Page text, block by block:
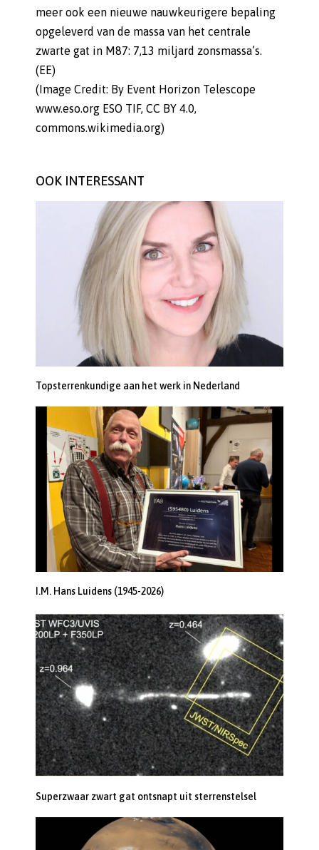
meer ook een nieuwe nauwkeurigere bepaling
opgeleverd van de massa van het centrale
zwarte gat in M87: 7,13 miljard zonsmassa’s.
(EE)
(Image Credit: By Event Horizon Telescope
www.eso.org ESO TIF, CC BY 4.0,
commons.wikimedia.org)
OOK INTERESSANT
Topsterrenkundige aan het werk in Nederland
I.M. Hans Luidens (1945-2026)
Superzwaar zwart gat ontsnapt uit sterrenstelsel